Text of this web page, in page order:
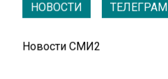
НОВОСТИ ТЕЛЕГРАМ
Новости СМИ2